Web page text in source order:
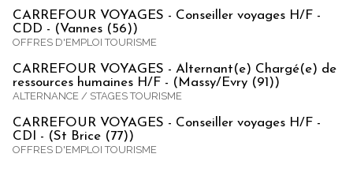
CARREFOUR VOYAGES - Conseiller voyages H/F -
CDD - (Vannes (56))
OFFRES D'EMPLOI TOURISME
CARREFOUR VOYAGES - Alternant(e) Chargé(e) de
ressources humaines H/F - (Massy/Evry (91))
ALTERNANCE / STAGES TOURISME
CARREFOUR VOYAGES - Conseiller voyages H/F -
CDI - (St Brice (77))
OFFRES D'EMPLOI TOURISME